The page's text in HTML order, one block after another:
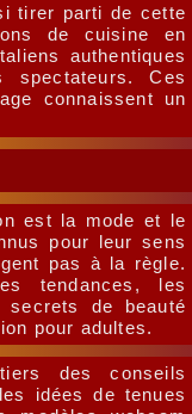
tirer parti de cette
de cuisine en
authentiques
spectateurs. Ces
connaissent un
est la mode et le
pour leur sens
pas à la règle.
tendances, les
secrets de beauté
pour adultes.
des conseils
idées de tenues